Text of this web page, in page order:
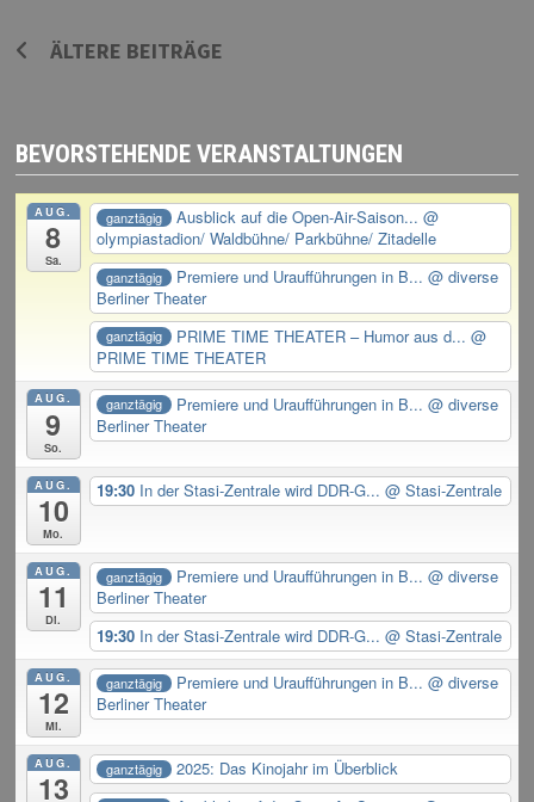
Beitragsnavigation
ÄLTERE BEITRÄGE
BEVORSTEHENDE VERANSTALTUNGEN
AUG.
8
Sa.
ganztägig Ausblick auf die Open-Air-Saison... @
olympiastadion/ Waldbühne/ Parkbühne/ Zitadelle
ganztägig Premiere und Uraufführungen in B... @ diverse
Berliner Theater
ganztägig PRIME TIME THEATER – Humor aus d... @
PRIME TIME THEATER
AUG.
9
So.
ganztägig Premiere und Uraufführungen in B... @ diverse
Berliner Theater
AUG.
10
Mo.
19:30 In der Stasi-Zentrale wird DDR-G...@ Stasi-Zentrale
AUG.
11
Di.
ganztägig Premiere und Uraufführungen in B... @ diverse
Berliner Theater
19:30 In der Stasi-Zentrale wird DDR-G...@ Stasi-Zentrale
AUG.
12
Mi.
ganztägig Premiere und Uraufführungen in B... @ diverse
Berliner Theater
AUG.
13
ganztägig 2025: Das Kinojahr im Überblick